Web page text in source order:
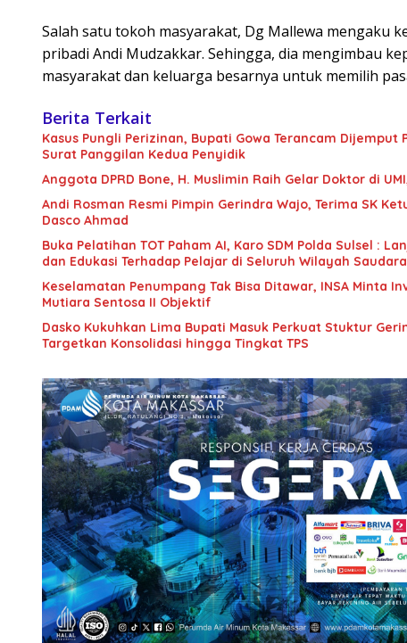
Salah satu tokoh masyarakat, Dg Mallewa mengaku
pribadi Andi Mudzakkar. Sehingga, dia mengimbau
masyarakat dan keluarga besarnya untuk memilih
Berita Terkait
Kasus Pungli Perizinan, Bupati Gowa Terancam Dijemput
Surat Panggilan Kedua Penyidik
Anggota DPRD Bone, H. Muslimin Raih Gelar Doktor di
Andi Rosman Resmi Pimpin Gerindra Wajo, Terima SK
Dasco Ahmad
Buka Pelatihan TOT Paham AI, Karo SDM Polda Sulsel :
dan Edukasi Terhadap Pelajar di Seluruh Wilayah Saudara
Keselamatan Penumpang Tak Bisa Ditawar, INSA Minta
Mutiara Sentosa II Objektif
Dasko Kukuhkan Lima Bupati Masuk Perkuat Stuktur
Targetkan Konsolidasi hingga Tingkat TPS